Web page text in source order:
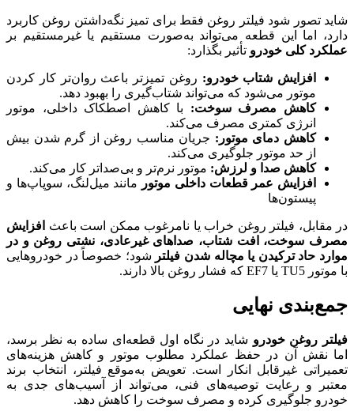
شاید تصور شود فیلتر روغن فقط برای تمیز نگه‌داشتن روغن کاربرد
دارد، اما این قطعه می‌تواند به‌صورت مستقیم یا غیرمستقیم بر
عملکرد کلی خودرو تأثیر بگذارد:
افزایش شتاب خودرو: روغن تمیزتر باعث روان‌تر کار کردن
موتور می‌شود که می‌تواند شتاب‌گیری را بهبود دهد.
کاهش مصرف سوخت: با کاهش اصطکاک داخلی، موتور
انرژی کمتری مصرف می‌کند.
کاهش دمای موتور : جریان مناسب روغن از گرم شدن بیش
از حد موتور جلوگیری می‌کند.
کاهش صدا و لرزش: موتور نرم‌تر و بی‌صداتر کار می‌کند.
افزایش عمر قطعات داخلی موتور
مانند میل‌لنگ، سوپاپ‌ها و
پیستون‌ها
در مقابل، فیلتر روغن خراب یا نامرغوب ممکن است باعث افزایش
مصرف سوخت، افت شتاب، صداهای غیرعادی، نشتی روغن و در
موارد حاد ترکیدن یا مچاله شدن فیلتر شود؛ خصوصاً در خودروهایی
با موتور TU5 یا EF7 که فشار روغن بالا دارند.
جمع‌بندی نهایی
فیلتر روغن خودرو شاید در نگاه اول قطعه‌ای ساده به نظر برسد،
اما نقش آن در حفظ عملکرد مطلوب موتور و کاهش هزینه‌های
تعمیراتی غیرقابل انکار است. تعویض به‌موقع فیلتر، انتخاب برند
معتبر و رعایت توصیه‌های فنی، می‌تواند از آسیب‌های جدی به
خودرو جلوگیری کرده و مصرف سوخت را کاهش دهد.